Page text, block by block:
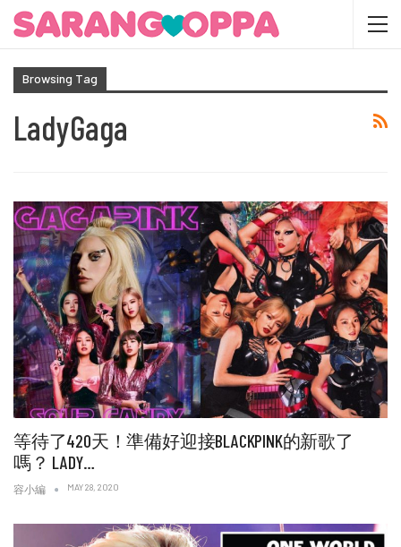
Browsing Tag
LadyGaga
等待了420天！準備好迎接BLACKPINK的新歌了
嗎？ LADY…
容小編 MAY 28, 2020